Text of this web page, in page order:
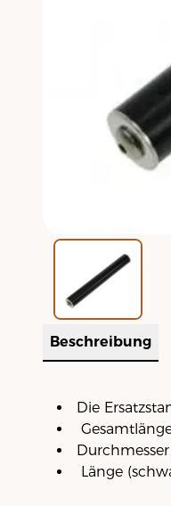
Beschreibung
Die
Länge